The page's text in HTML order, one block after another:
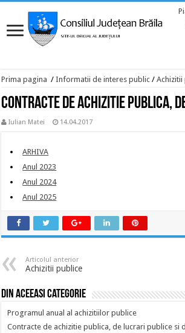
Prima pagina / Informatii de interes public / Achizitii
Contracte de achizitie publica,
Iulian Matei 14.04.2017
ARHIVA
Anul 2023
Anul 2024
Anul 2025
Articolul anterior
Achizitii publice
Din aceeasi categorie
Programul anual al achizitiilor publice
Contracte de achizitie publica, de lucrari publice si